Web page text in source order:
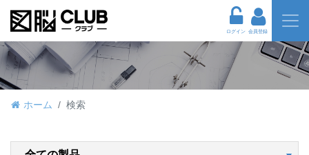
ログイン 会員登録
ホーム 検索
検索